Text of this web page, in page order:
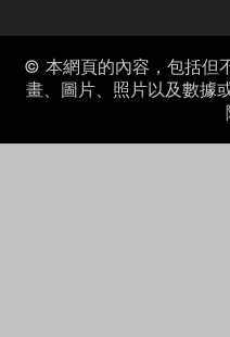
© 本網頁的內容，包括但
畫、圖片、照片以及數據